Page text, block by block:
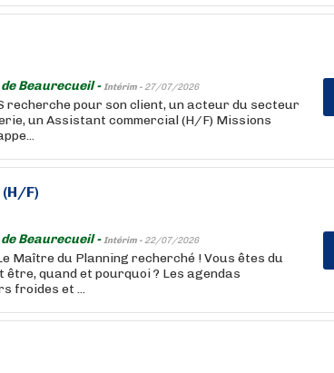
Beaurecueil -Intérim - 27/07/2026
recherche pour son client, un acteur du secteur
un Assistant commercial (H/F) Missions
F)
Beaurecueil -Intérim - 22/07/2026
Maître du Planning recherché ! Vous êtes du
quand et pourquoi ? Les agendas
froides et ...